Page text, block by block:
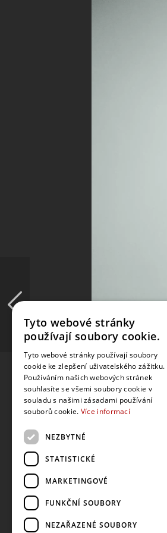
Tyto webové stránky
používají soubory cookie.
Tyto webové stránky používají soubory
cookie ke zlepšení uživatelského zážitku.
Používáním našich webových stránek
souhlasíte se všemi soubory cookie v
souladu s našimi zásadami používání
souborů cookie. Více informací
NEZBYTNÉ
STATISTICKÉ
MARKETINGOVÉ
FUNKČNÍ SOUBORY
NEZAŘAZENÉ SOUBORY